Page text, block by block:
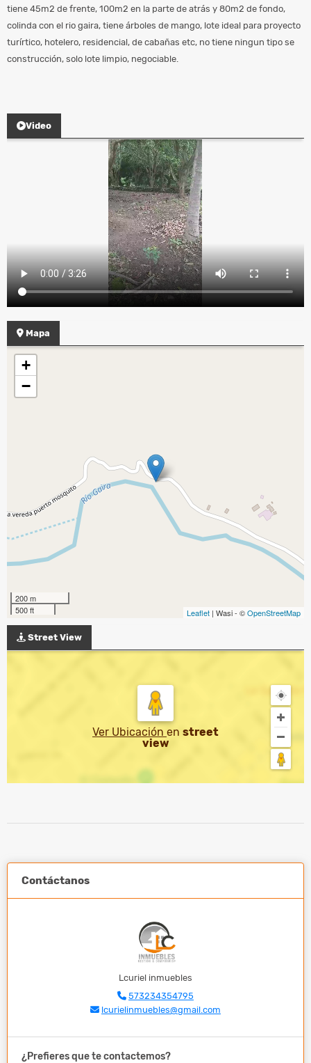
tiene 45m2 de frente, 100m2 en la parte de atrás y 80m2 de fondo,
colinda con el rio gaira, tiene árboles de mango, lote ideal para proyecto
turírtico, hotelero, residencial, de cabañas etc, no tiene ningun tipo se
construcción, solo lote limpio, negociable.
Video
Mapa
+
−
200 m
500 ft
Leaflet | Wasi - ©OpenStreetMap
Street View
Ver Ubicación en street
view
Contáctanos
Lcuriel inmuebles
573234354795
lcurielinmuebles@gmail.com
¿Prefieres que te contactemos?